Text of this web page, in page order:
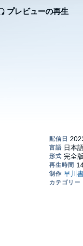
プレビューの再生